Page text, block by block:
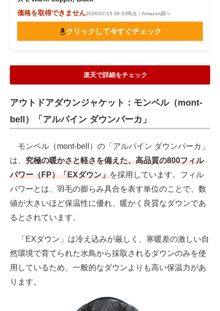
価格を取得できません2026/07/15 08:53時点｜Amazon調べ
クリックして今すぐチェック
楽天で詳細をチェック
アウトドアダウンジャケット：モンベル（mont-
bell）「アルパイン ダウンパーカ」
モンベル（mont-bell）の「アルパイン ダウンパーカ」
は、 究極の暖かさと軽さを備えた、高品質の800フィル
パワー（FP）「EXダウン」を採用しています。フィル
パワーとは、羽毛の膨らみ具合を表す単位のことで、数
値が大きいほど保温性に優れ、暖かく良質なダウンであ
るとされています。
「EXダウン」は冷え込みが厳しく、寒暖差の激しい自
然環境で育てられた水鳥から採取されるダウンのみを使
用しているため、一般的なダウンよりも高い保温力があ
ります。